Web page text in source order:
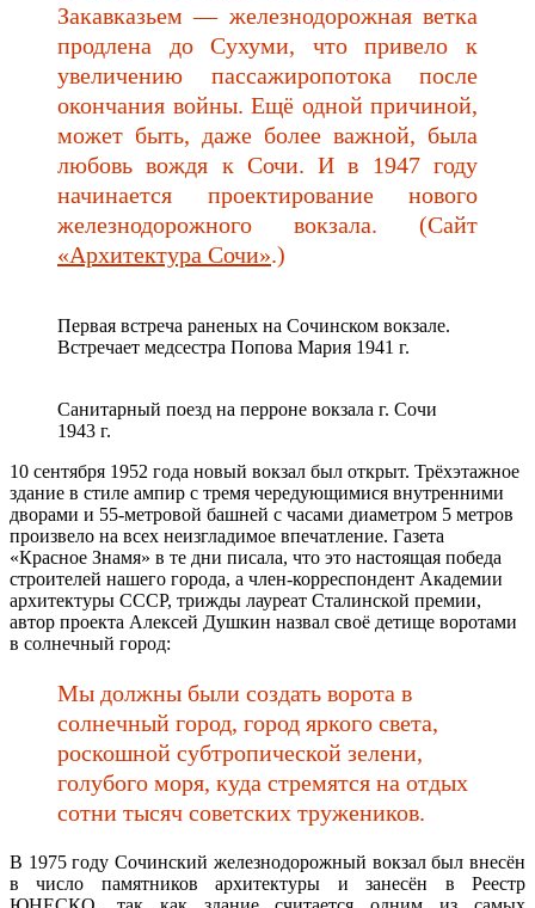
Закавказьем — железнодорожная ветка
продлена до Сухуми, что привело к
увеличению пассажиропотока после
окончания войны. Ещё одной причиной,
может быть, даже более важной, была
любовь вождя к Сочи. И в 1947 году
начинается проектирование нового
железнодорожного вокзала. (Сайт
«Архитектура Сочи».)
Первая встреча раненых на Сочинском вокзале.
Встречает медсестра Попова Мария 1941 г.
Санитарный поезд на перроне вокзала г. Сочи
1943 г.
10 сентября 1952 года новый вокзал был открыт. Трёхэтажное
здание в стиле ампир с тремя чередующимися внутренними
дворами и 55-метровой башней с часами диаметром 5 метров
произвело на всех неизгладимое впечатление. Газета
«Красное Знамя» в те дни писала, что это настоящая победа
строителей нашего города, а член-корреспондент Академии
архитектуры СССР, трижды лауреат Сталинской премии,
автор проекта Алексей Душкин назвал своё детище воротами
в солнечный город:
Мы должны были создать ворота в
солнечный город, город яркого света,
роскошной субтропической зелени,
голубого моря, куда стремятся на отдых
сотни тысяч советских тружеников.
В 1975 году Сочинский железнодорожный вокзал был внесён
в число памятников архитектуры и занесён в Реестр